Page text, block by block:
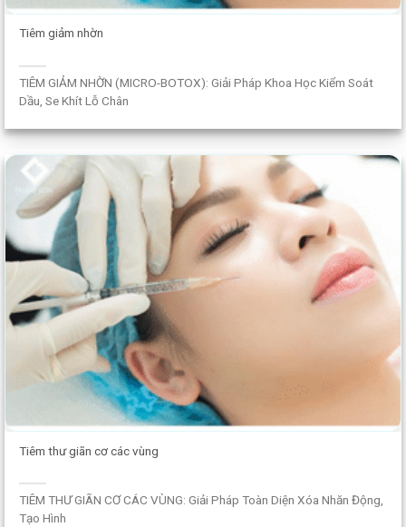
Tiêm giảm nhờn
TIÊM GIẢM NHỜN (MICRO-BOTOX): Giải Pháp Khoa Học Kiểm Soát
Dầu, Se Khít Lỗ Chân
Tiêm thư giãn cơ các vùng
TIÊM THƯ GIÃN CƠ CÁC VÙNG: Giải Pháp Toàn Diện Xóa Nhăn Động,
Tạo Hình